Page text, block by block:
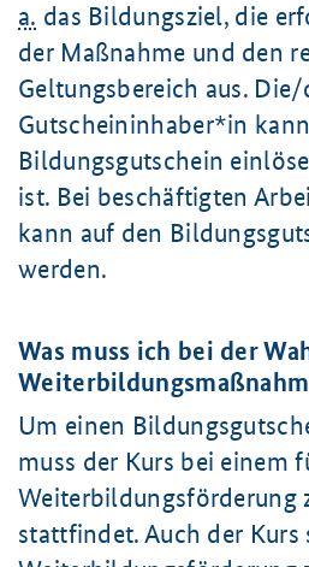
a. das Bildungsziel, die
der Maßnahme und den
Geltungsbereich aus. Die/
Gutscheininhaber*in
Bildungsgutschein
ist. Bei beschäftigten
kann auf den
werden.
Was muss ich bei der
Um einen
muss der Kurs bei einem
Weiterbildungsförderung
stattfindet. Auch der Kurs